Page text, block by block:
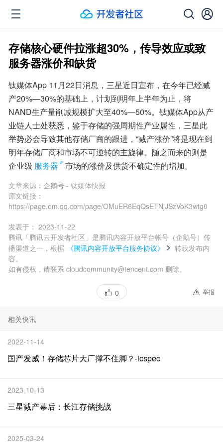
存储核心硬件拉涨超30%，传导效应或致
服务器涨价和缺货
钛媒体App 11月22日消息，三星近日宣布，在今年已经减
产20%—30%的基础上，计划到明年上半年为止，将
NAND生产量削减规模扩大至40%—50%。钛媒体App从产
业链人士处获悉，鉴于存储的强周期性产业属性，三星此
举势必会导致其他存储厂商的跟进，“减产涨价”将是现在到
明年存储厂商和市场不可逆转的主旋律。随之而来的则是
企业级 服务器 市场的涨价及供货不确定性的增加。
文章来源： 企鹅号 - 钛媒体快报
原文链接：
https://page.om.qq.com/page/OMuER6EqQsETNjJSzVoK3wtg0
发表于： 2023-11-22
腾讯「腾讯云开发者社区」是腾讯内容开放平台帐号（企鹅号）传
播渠道之一，根据
《腾讯内容开放平台服务协议》
转载发布内
容。
如有侵权，请联系 cloudcommunity@tencent.com 删除。
0 举报
相关快讯
2022-11-14
国产发威！存储芯片大厂撑不住脚？-icspec
2023-10-13
三星减产幕后：长江存储挑战
2025-03-24